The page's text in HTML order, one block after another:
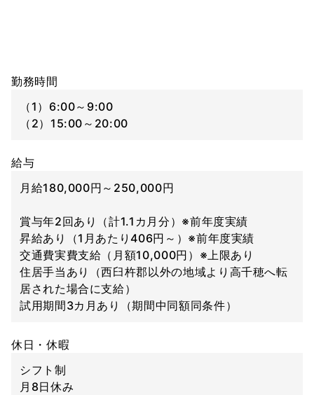
勤務時間
（1）6:00～9:00
（2）15:00～20:00
給与
月給180,000円～250,000円
賞与年2回あり（計1.1カ月分）※前年度実績
昇給あり（1月あたり406円～）※前年度実績
交通費実費支給（月額10,000円）※上限あり
住居手当あり（西臼杵郡以外の地域より高千穂へ転
居された場合に支給）
試用期間3カ月あり（期間中同額同条件）
休日・休暇
シフト制
月8日休み